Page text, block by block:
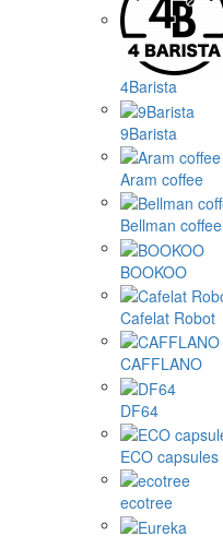
4Barista
9Barista
Aram coffee
Bellman coffee
BOOKOO
Cafelat Robot
CAFFLANO
DF64
ECO capsules
ecotree